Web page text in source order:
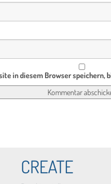
in diesem Browser speichern,
CREATE